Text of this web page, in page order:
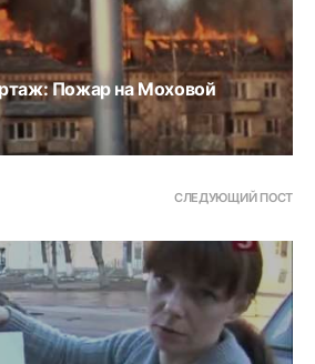
Пожар на Моховой
СЛЕДУЮЩИЙ ПОСТ